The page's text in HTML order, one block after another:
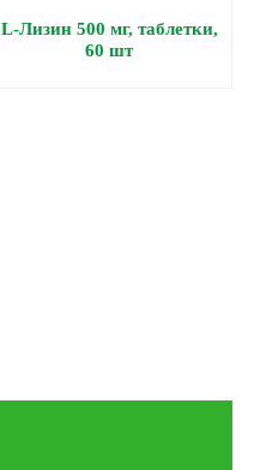
L-Лизин 500 мг, таблетки,
60 шт